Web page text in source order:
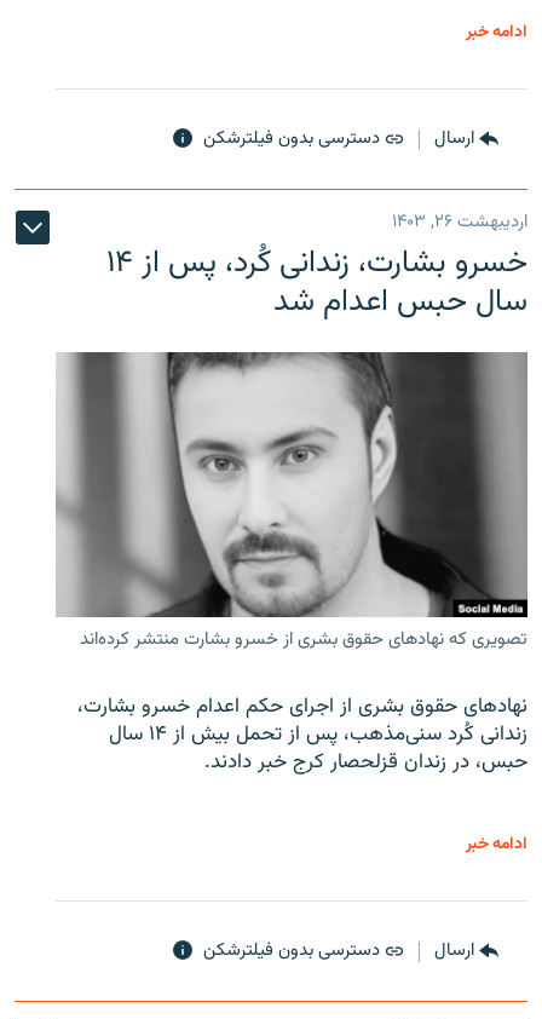
ادامه خبر
ارسال دسترسی بدون فیلترشکن
اردیبهشت ۲۶, ۱۴۰۳
خسرو بشارت، زندانی کُرد، پس از ۱۴
سال حبس اعدام شد
تصویری که نهادهای حقوق بشری از خسرو بشارت منتشر کرده‌اند
نهادهای حقوق بشری از اجرای حکم اعدام خسرو بشارت،
زندانی کُرد سنی‌مذهب، پس از تحمل بیش از ۱۴ سال
حبس، در زندان قزلحصار کرج خبر دادند.
ادامه خبر
ارسال دسترسی بدون فیلترشکن